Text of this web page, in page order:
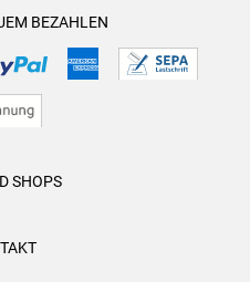
BEZAHLEN
SHOPS